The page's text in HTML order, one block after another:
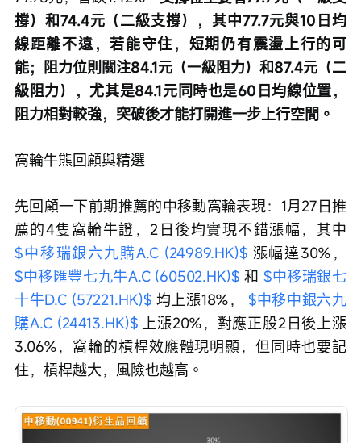
撐）和74.4元（二級支撐），其中77.7元與10日均
線距離不遠，若能守住，短期仍有震盪上行的可
能；阻力位則關注84.1元（一級阻力）和87.4元（二
級阻力），尤其是84.1元同時也是60日均線位置，
阻力相對較強，突破後才能打開進一步上行空間。
窩輪牛熊回顧與精選
先回顧一下前期推薦的中移動窩輪表現：1月27日推
薦的4隻窩輪牛證，2日後均實現不錯漲幅，其中
$中移瑞銀六九購A.C (24989.HK)$ 漲幅達30%，
$中移匯豐七九牛A.C (60502.HK)$ 和 $中移瑞銀七
十牛D.C (57221.HK)$ 均上漲18%， $中移中銀六九
購A.C (24413.HK)$ 上漲20%，對應正股2日後上漲
3.06%，窩輪的槓桿效應體現明顯，但同時也要記
住，槓桿越大，風險也越高。